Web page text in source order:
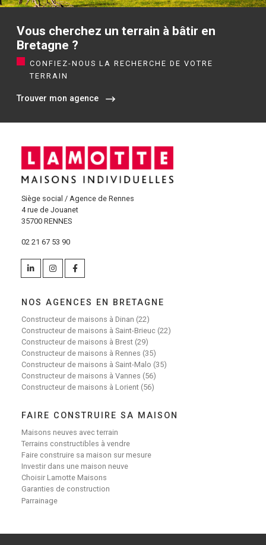
Vous cherchez un terrain à bâtir en
Bretagne ?
CONFIEZ-NOUS LA RECHERCHE DE VOTRE
TERRAIN
Trouver mon agence
Siège social / Agence de Rennes
4 rue de Jouanet
35700 RENNES
02 21 67 53 90
NOS AGENCES EN BRETAGNE
Constructeur de maisons à Dinan (22)
Constructeur de maisons à Saint-Brieuc (22)
Constructeur de maisons à Brest (29)
Constructeur de maisons à Rennes (35)
Constructeur de maisons à Saint-Malo (35)
Constructeur de maisons à Vannes (56)
Constructeur de maisons à Lorient (56)
FAIRE CONSTRUIRE SA MAISON
Maisons neuves avec terrain
Terrains constructibles à vendre
Faire construire sa maison sur mesure
Investir dans une maison neuve
Choisir Lamotte Maisons
Garanties de construction
Parrainage